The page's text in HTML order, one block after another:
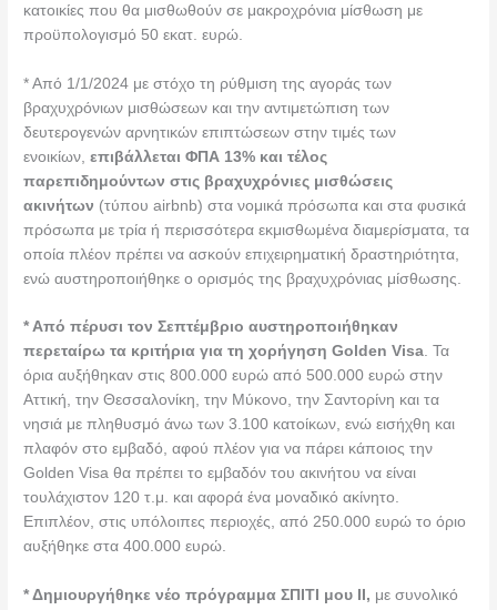
κατοικίες που θα μισθωθούν σε μακροχρόνια μίσθωση με
προϋπολογισμό 50 εκατ. ευρώ.
* Από 1/1/2024 με στόχο τη ρύθμιση της αγοράς των
βραχυχρόνιων μισθώσεων και την αντιμετώπιση των
δευτερογενών αρνητικών επιπτώσεων στην τιμές των
ενοικίων, επιβάλλεται ΦΠΑ 13% και τέλος
παρεπιδημούντων στις βραχυχρόνιες μισθώσεις
ακινήτων (τύπου airbnb) στα νομικά πρόσωπα και στα φυσικά
πρόσωπα με τρία ή περισσότερα εκμισθωμένα διαμερίσματα, τα
οποία πλέον πρέπει να ασκούν επιχειρηματική δραστηριότητα,
ενώ αυστηροποιήθηκε ο ορισμός της βραχυχρόνιας μίσθωσης.
* Από πέρυσι τον Σεπτέμβριο αυστηροποιήθηκαν
περεταίρω τα κριτήρια για τη χορήγηση Golden Visa. Τα
όρια αυξήθηκαν στις 800.000 ευρώ από 500.000 ευρώ στην
Αττική, την Θεσσαλονίκη, την Μύκονο, την Σαντορίνη και τα
νησιά με πληθυσμό άνω των 3.100 κατοίκων, ενώ εισήχθη και
πλαφόν στο εμβαδό, αφού πλέον για να πάρει κάποιος την
Golden Visa θα πρέπει το εμβαδόν του ακινήτου να είναι
τουλάχιστον 120 τ.μ. και αφορά ένα μοναδικό ακίνητο.
Επιπλέον, στις υπόλοιπες περιοχές, από 250.000 ευρώ το όριο
αυξήθηκε στα 400.000 ευρώ.
* Δημιουργήθηκε νέο πρόγραμμα ΣΠΙΤΙ μου ΙΙ, με συνολικό